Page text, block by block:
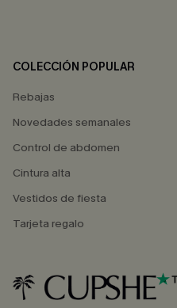
COLECCIÓN POPULAR
Rebajas
Novedades semanales
Control de abdomen
Cintura alta
Vestidos de fiesta
Tarjeta regalo